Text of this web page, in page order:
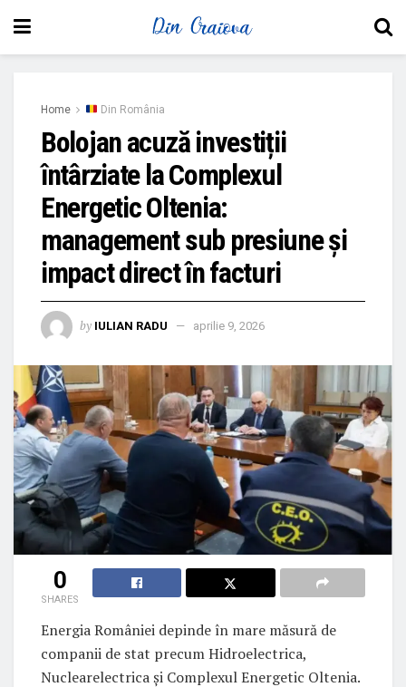
Home Din România
Bolojan acuză investiții
întârziate la Complexul
Energetic Oltenia:
management sub presiune și
impact direct în facturi
by IULIAN RADU aprilie 9, 2026
0
SHARES
Energia României depinde în mare măsură de
companii de stat precum Hidroelectrica,
Nuclearelectrica și Complexul Energetic Oltenia.